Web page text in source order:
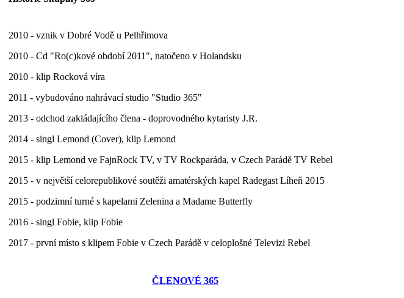
2010 - vznik v Dobré Vodě u Pelhřimova
2010 - Cd "Ro(c)kové období 2011", natočeno v Holandsku
2010 - klip Rocková víra
2011 - vybudováno nahrávací studio "Studio 365"
2013 - odchod zakládajícího člena - doprovodného kytaristy J.R.
2014 - singl Lemond (Cover), klip Lemond
2015 - klip Lemond ve FajnRock TV, v TV Rockparáda, v Czech Parádě TV Rebel
2015 - v největší celorepublikové soutěži amatérských kapel Radegast Líheň 2015
2015 - podzimní turné s kapelami Zelenina a Madame Butterfly
2016 - singl Fobie, klip Fobie
2017 - první místo s klipem Fobie v Czech Parádě v celoplošné Televizi Rebel
ČLENOVÉ 365